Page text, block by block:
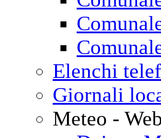
Elenchi
Giornali
Meteo -